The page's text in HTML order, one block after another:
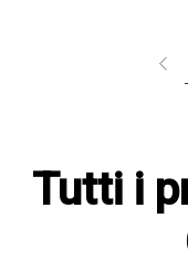
Tutti i